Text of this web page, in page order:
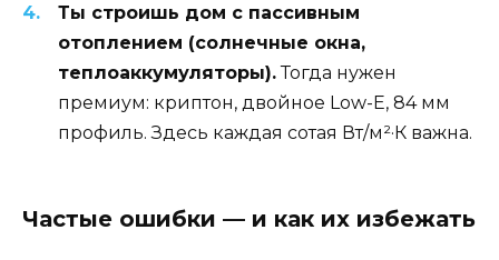
Ты строишь дом с пассивным
отоплением (солнечные окна,
теплоаккумуляторы).Тогда нужен
премиум: криптон, двойное Low-E, 84 мм
профиль. Здесь каждая сотая Вт/м²·К важна.
Частые ошибки — и как их избежать